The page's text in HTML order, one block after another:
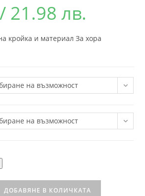
/ 21.98 лв.
кройка и материал За хора
на възможност
на възможност
ДОБАВЯНЕ В КОЛИЧКАТА